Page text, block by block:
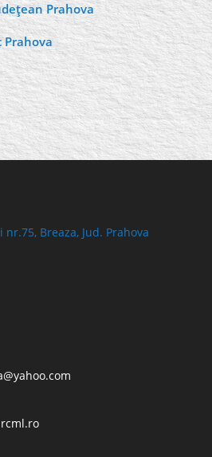
Prahova
Prahova
Breaza, Jud. Prahova